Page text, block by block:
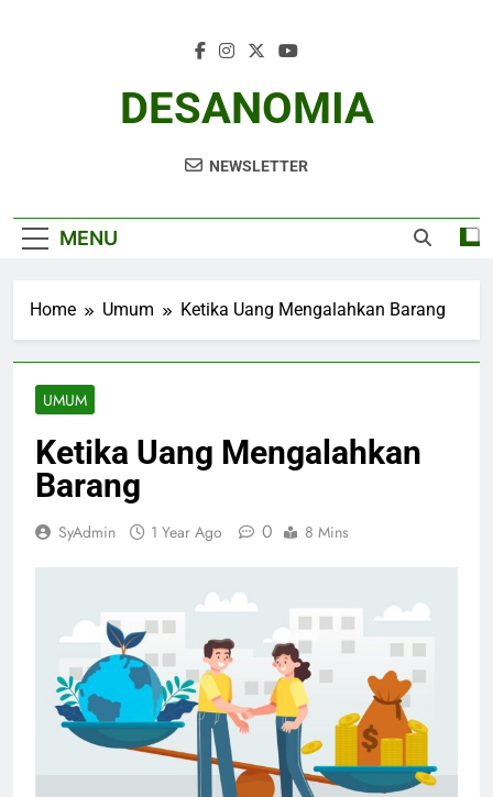
DESANOMIA
NEWSLETTER
MENU
Home Umum Ketika Uang Mengalahkan Barang
UMUM
Ketika Uang Mengalahkan
Barang
SyAdmin 1 Year Ago 0 8 Mins